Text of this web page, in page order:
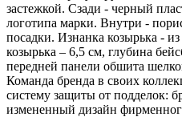
застежкой. Сзади - черный
логотипа марки. Внутри -
посадки. Изнанка козырька -
козырька – 6,5 см, глубина
передней панели обшита
Команда бренда в своих
систему защиты от подделок:
измененный дизайн